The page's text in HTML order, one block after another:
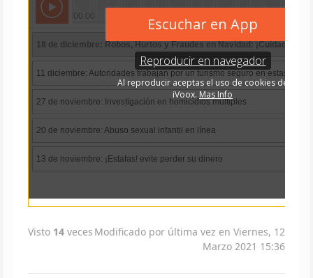
Visto 14 veces Modificado por última vez en Viernes, 12
Marzo 2021 15:36